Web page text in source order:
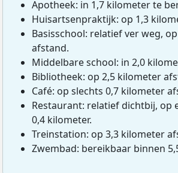
Apotheek: in 1,7 kilometer te
Huisartsenpraktijk: op 1,3
Basisschool: relatief ver weg,
afstand.
Middelbare school: in 2,0
Bibliotheek: op 2,5 kilometer
Café: op slechts 0,7 kilometer
Restaurant: relatief dichtbij, op
0,4 kilometer.
Treinstation: op 3,3 kilometer
Zwembad: bereikbaar binnen